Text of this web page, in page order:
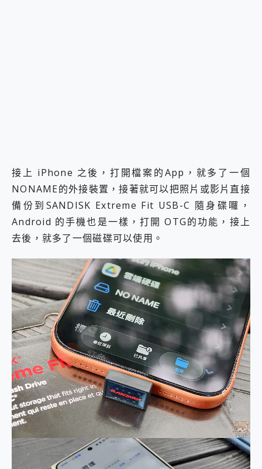
接上 iPhone 之後，打開檔案的App，就多了一個
NONAME的外接裝置，接著就可以把照片或影片直接
備份到SANDISK Extreme Fit USB-C 隨身碟囉，
Android 的手機也是一樣，打開 OTG的功能，接上
去後，就多了一個磁碟可以使用。